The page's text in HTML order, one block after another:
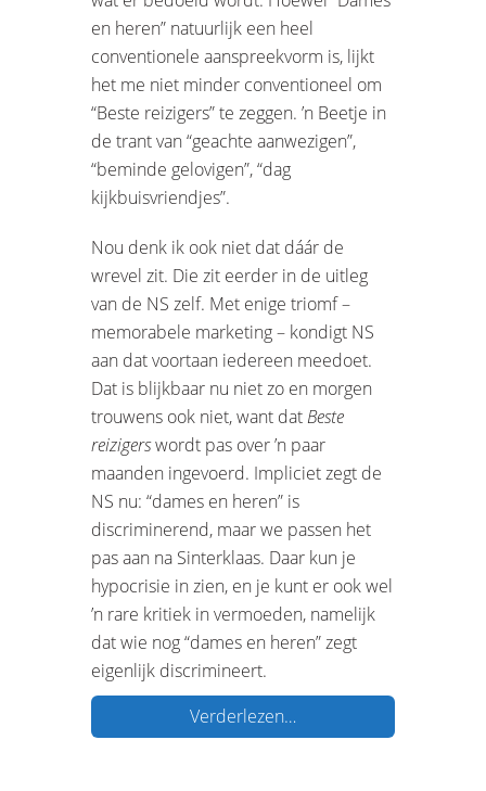
en heren” natuurlijk een heel
conventionele aanspreekvorm is, lijkt
het me niet minder conventioneel om
“Beste reizigers” te zeggen. ’n Beetje in
de trant van “geachte aanwezigen”,
“beminde gelovigen”, “dag
kijkbuisvriendjes”.
Nou denk ik ook niet dat dáár de
wrevel zit. Die zit eerder in de uitleg
van de NS zelf. Met enige triomf –
memorabele marketing – kondigt NS
aan dat voortaan iedereen meedoet.
Dat is blijkbaar nu niet zo en morgen
trouwens ook niet, want dat Beste
reizigerswordt pas over ’n paar
maanden ingevoerd. Impliciet zegt de
NS nu: “dames en heren” is
discriminerend, maar we passen het
pas aan na Sinterklaas. Daar kun je
hypocrisie in zien, en je kunt er ook wel
’n rare kritiek in vermoeden, namelijk
dat wie nog “dames en heren” zegt
eigenlijk discrimineert.
Verderlezen…